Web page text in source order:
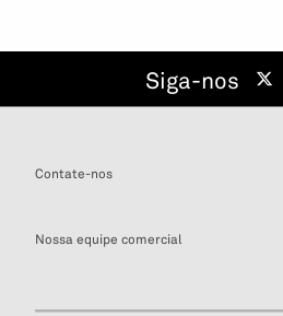
Siga-nos
Contate-nos
Nossa equipe comercial